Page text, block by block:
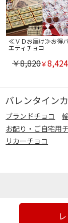
≪ＶＤお届け≫お得
エティチョコ
￥8,820￥8,424
バレンタイン
ブランドチョコ
お配り・ご自宅用
リカーチョコ